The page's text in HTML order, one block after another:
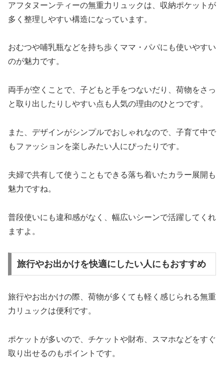
アフタヌーンティーの無重力リュックは、収納ポケットが
多く整理しやすい構造になっています。
おむつや哺乳瓶などを持ち歩くママ・パパにも使いやすい
のが魅力です。
両手が空くことで、子どもと手をつないだり、荷物をさっ
と取り出したりしやすい点も人気の理由のひとつです。
また、デザインがシンプルでおしゃれなので、子育て中で
もファッションを楽しみたい人にぴったりです。
夫婦で共有して使うこともできる落ち着いたカラー展開も
魅力ですね。
普段使いにも違和感がなく、幅広いシーンで活躍してくれ
ますよ。
旅行やお出かけを快適にしたい人にもおすすめ
旅行やお出かけの際、荷物が多くても軽く感じられる無重
力リュックは便利です。
ポケットが多いので、チケットや財布、スマホなどをすぐ
取り出せるのもポイントです。